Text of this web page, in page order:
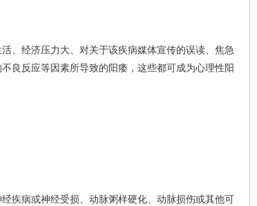
经济压力大、对关于该疾病媒体宣传的误读、焦急
良反应等因素所导致的阳痿，这些都可成为心理性阳
病或神经受损、动脉粥样硬化、动脉损伤或其他可